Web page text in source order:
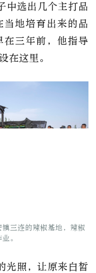
中选出几个主打品
地培育出来的品
在三年前，他指导
在这里。
三连的辣椒基地，辣椒
。
光照，让原来白皙